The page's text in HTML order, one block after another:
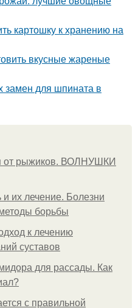
картошку к хранению на
вкусные жареные
замен для шпината в
от рыжиков. ВОЛНУШКИ
их лечение. Болезни
борьбы
к лечению
суставов
для рассады. Как
с правильной